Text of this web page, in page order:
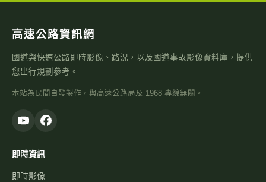
高速公路資訊網
國道與快速公路即時影像、路況，以及國道事故影像資料庫，提供
您出行規劃參考。
本站為民間自發製作，與高速公路局及 1968 專線無關。
即時資訊
即時影像